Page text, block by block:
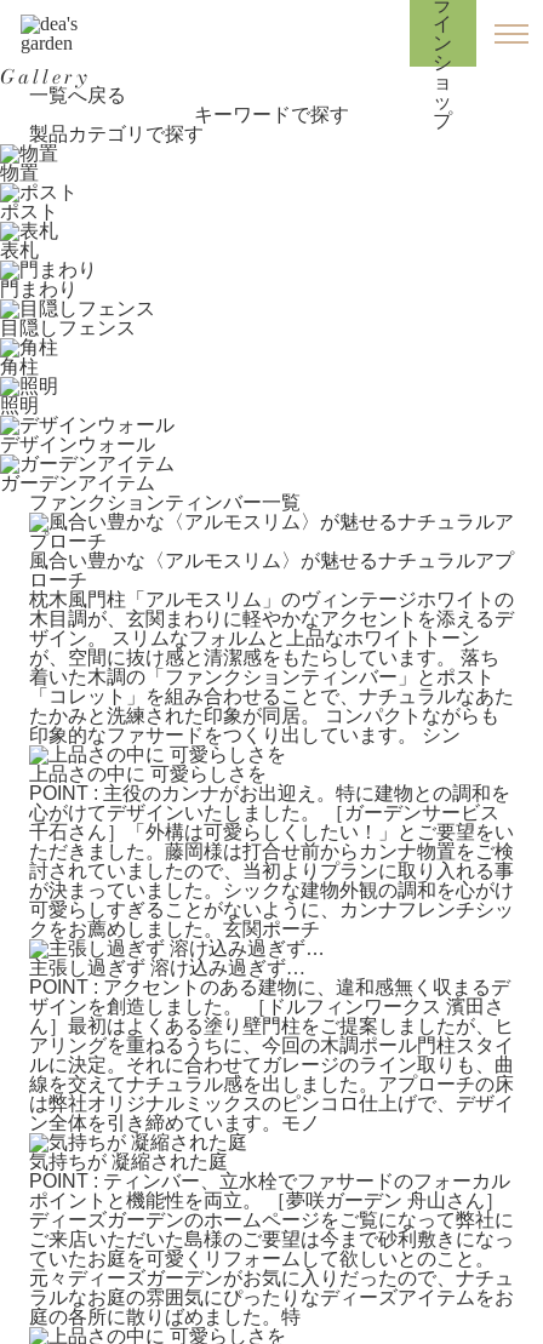
Gallery
一覧へ戻る
キーワードで探す
製品カテゴリで探す
物置
ポスト
表札
門まわり
目隠しフェンス
角柱
照明
デザインウォール
ガーデンアイテム
ファンクションティンバー一覧
風合い豊かな〈アルモスリム〉が魅せるナチュラルアプ
ローチ
枕木風門柱「アルモスリム」のヴィンテージホワイトの
木目調が、玄関まわりに軽やかなアクセントを添えるデ
ザイン。 スリムなフォルムと上品なホワイトトーン
が、空間に抜け感と清潔感をもたらしています。 落ち
着いた木調の「ファンクションティンバー」とポスト
「コレット」を組み合わせることで、ナチュラルなあた
たかみと洗練された印象が同居。 コンパクトながらも
印象的なファサードをつくり出しています。 シン
上品さの中に 可愛らしさを
POINT : 主役のカンナがお出迎え。特に建物との調和を
心がけてデザインいたしました。 ［ガーデンサービス
千石さん］「外構は可愛らしくしたい！」とご要望をい
ただきました。藤岡様は打合せ前からカンナ物置をご検
討されていましたので、当初よりプランに取り入れる事
が決まっていました。シックな建物外観の調和を心がけ
可愛らしすぎることがないように、カンナフレンチシッ
クをお薦めしました。玄関ポーチ
主張し過ぎず 溶け込み過ぎず…
POINT : アクセントのある建物に、違和感無く収まるデ
ザインを創造しました。 ［ドルフィンワークス 濱田さ
ん］最初はよくある塗り壁門柱をご提案しましたが、ヒ
アリングを重ねるうちに、今回の木調ポール門柱スタイ
ルに決定。それに合わせてガレージのライン取りも、曲
線を交えてナチュラル感を出しました。アプローチの床
は弊社オリジナルミックスのピンコロ仕上げで、デザイ
ン全体を引き締めています。モノ
気持ちが 凝縮された庭
POINT : ティンバー、立水栓でファサードのフォーカル
ポイントと機能性を両立。 ［夢咲ガーデン 舟山さん］
ディーズガーデンのホームページをご覧になって弊社に
ご来店いただいた島様のご要望は今まで砂利敷きになっ
ていたお庭を可愛くリフォームして欲しいとのこと。
元々ディーズガーデンがお気に入りだったので、ナチュ
ラルなお庭の雰囲気にぴったりなディーズアイテムをお
庭の各所に散りばめました。特